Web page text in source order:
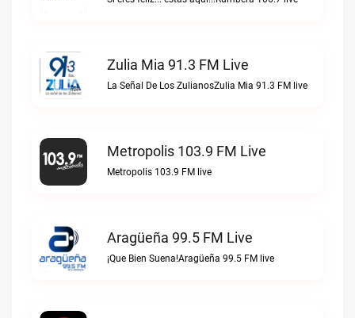
Zulia Mia 91.3 FM Live
La Señal De Los ZulianosZulia Mia 91.3 FM live
Metropolis 103.9 FM Live
Metropolis 103.9 FM live
Aragüeña 99.5 FM Live
¡Que Bien Suena!Aragüeña 99.5 FM live